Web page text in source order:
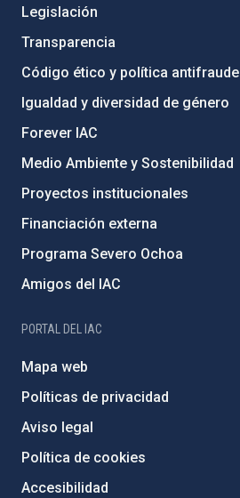
Legislación
Transparencia
Código ético y política antifraude
Igualdad y diversidad de género
Forever IAC
Medio Ambiente y Sostenibilidad
Proyectos institucionales
Financiación externa
Programa Severo Ochoa
Amigos del IAC
PORTAL DEL IAC
Mapa web
Políticas de privacidad
Aviso legal
Política de cookies
Accesibilidad